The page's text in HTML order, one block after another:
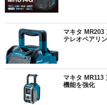
マキタ
テレオペアリ
マキタ
機能を強化